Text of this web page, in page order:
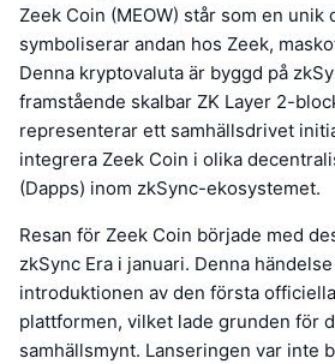
Zeek Coin (MEOW) står som en unik
symboliserar andan hos Zeek,
Denna kryptovaluta är byggd på
framstående skalbar ZK Layer 2-
representerar ett samhällsdrivet
integrera Zeek Coin i olika
(Dapps) inom zkSync-ekosystemet.
Resan för Zeek Coin började med
zkSync Era i januari. Denna
introduktionen av den första
plattformen, vilket lade grunden för
samhällsmynt. Lanseringen var inte